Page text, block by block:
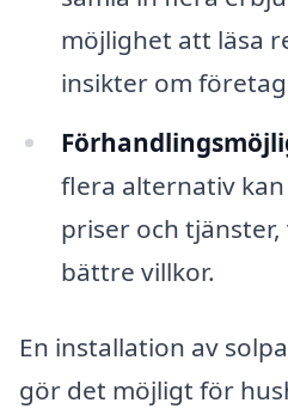
möjlighet att läsa
insikter om
flera alternativ
priser och
bättre villkor.
En installation av
gör det möjligt för